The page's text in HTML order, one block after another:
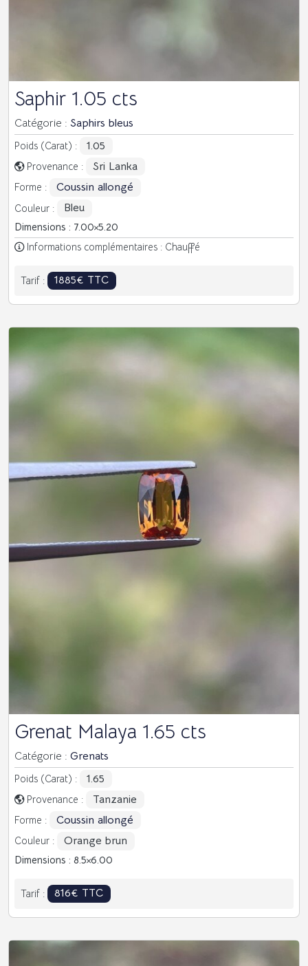
Saphir 1.05 cts
Catégorie : Saphirs bleus
Poids (Carat) : 1.05
Provenance : Sri Lanka
Forme : Coussin allongé
Couleur : Bleu
Dimensions : 7.00 5.20
Informations complémentaires : Chauffé
Tarif : 1885€ TTC
Grenat Malaya 1.65 cts
Catégorie : Grenats
Poids (Carat) : 1.65
Provenance : Tanzanie
Forme : Coussin allongé
Couleur : Orange brun
Dimensions : 8.5 6.00
Tarif : 816€ TTC